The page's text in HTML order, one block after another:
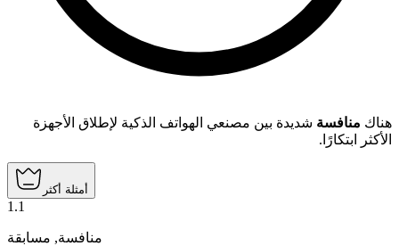
هناك منافسة شديدة بين مصنعي الهواتف الذكية لإطلاق الأجهزة
الأكثر ابتكارًا.
أمثلة أكثر
1 .1
منافسة, مسابقة